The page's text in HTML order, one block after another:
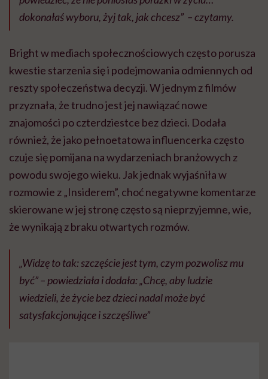
dokonałaś wyboru, żyj tak, jak chcesz” – czytamy.
Bright w mediach społecznościowych często porusza
kwestie starzenia się i podejmowania odmiennych od
reszty społeczeństwa decyzji. W jednym z filmów
przyznała, że trudno jest jej nawiązać nowe
znajomości po czterdziestce bez dzieci. Dodała
również, że jako pełnoetatowa influencerka często
czuje się pomijana na wydarzeniach branżowych z
powodu swojego wieku. Jak jednak wyjaśniła w
rozmowie z „Insiderem”, choć negatywne komentarze
skierowane w jej stronę często są nieprzyjemne, wie,
że wynikają z braku otwartych rozmów.
„Widzę to tak: szczęście jest tym, czym pozwolisz mu
być” – powiedziała i dodała: „Chcę, aby ludzie
wiedzieli, że życie bez dzieci nadal może być
satysfakcjonujące i szczęśliwe”